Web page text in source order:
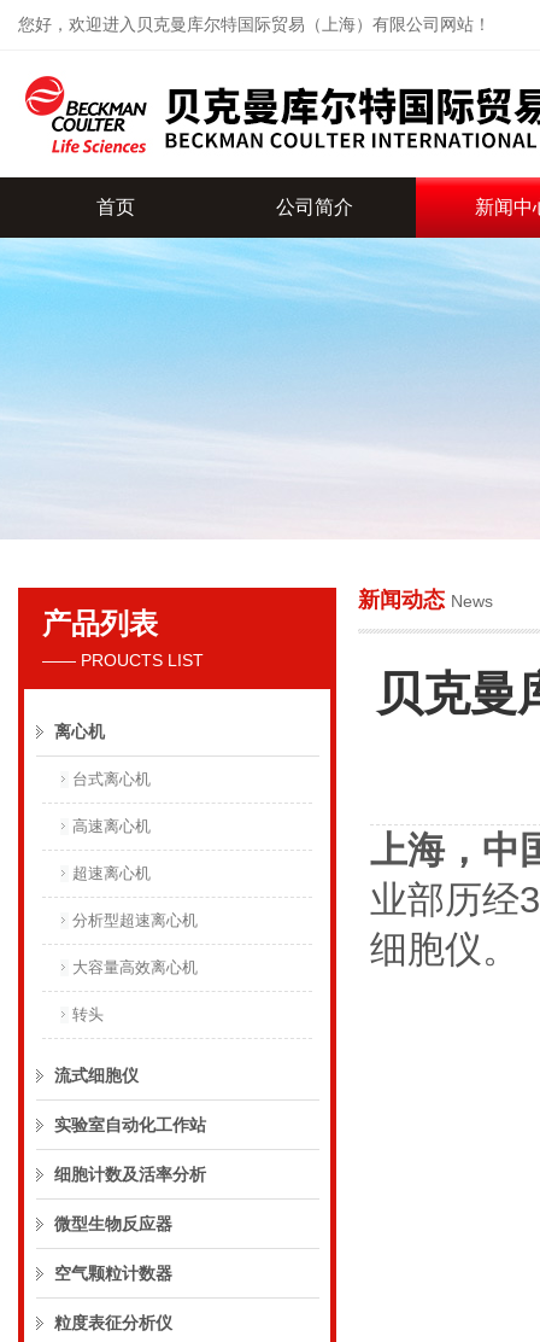
您好，欢迎进入贝克曼库尔特国际贸易（上海）有限公司网站！
贝克曼库尔特国际贸易（上海）有限公司
首页 公司简介 新闻中
产品列表
—— PROUCTS LIST
离心机
台式离心机
高速离心机
超速离心机
分析型超速离心机
大容量高效离心机
转头
流式细胞仪
实验室自动化工作站
细胞计数及活率分析
微型生物反应器
空气颗粒计数器
粒度表征分析仪
新闻动态 News
贝克曼
上海，中
业部历经
细胞仪。